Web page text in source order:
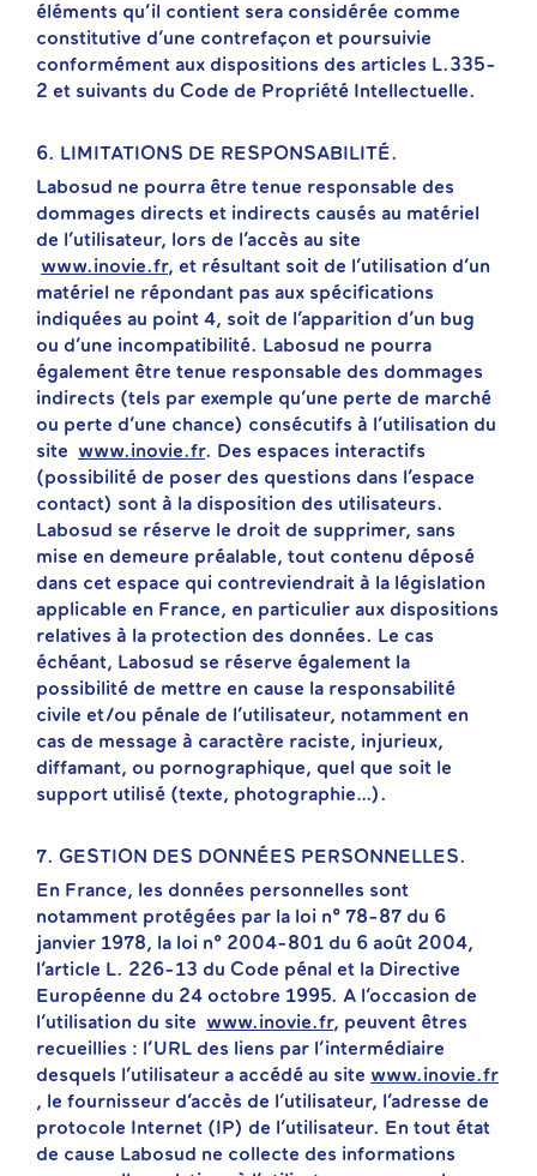
éléments qu’il contient sera considérée comme
constitutive d’une contrefaçon et poursuivie
conformément aux dispositions des articles L.335-
2 et suivants du Code de Propriété Intellectuelle.
6. LIMITATIONS DE RESPONSABILITÉ.
Labosud ne pourra être tenue responsable des
dommages directs et indirects causés au matériel
de l’utilisateur, lors de l’accès au site
www.inovie.fr, et résultant soit de l’utilisation d’un
matériel ne répondant pas aux spécifications
indiquées au point 4, soit de l’apparition d’un bug
ou d’une incompatibilité. Labosud ne pourra
également être tenue responsable des dommages
indirects (tels par exemple qu’une perte de marché
ou perte d’une chance) consécutifs à l’utilisation du
site www.inovie.fr. Des espaces interactifs
(possibilité de poser des questions dans l’espace
contact) sont à la disposition des utilisateurs.
Labosud se réserve le droit de supprimer, sans
mise en demeure préalable, tout contenu déposé
dans cet espace qui contreviendrait à la législation
applicable en France, en particulier aux dispositions
relatives à la protection des données. Le cas
échéant, Labosud se réserve également la
possibilité de mettre en cause la responsabilité
civile et/ou pénale de l’utilisateur, notamment en
cas de message à caractère raciste, injurieux,
diffamant, ou pornographique, quel que soit le
support utilisé (texte, photographie…).
7. GESTION DES DONNÉES PERSONNELLES.
En France, les données personnelles sont
notamment protégées par la loi n° 78-87 du 6
janvier 1978, la loi n° 2004-801 du 6 août 2004,
l’article L. 226-13 du Code pénal et la Directive
Européenne du 24 octobre 1995. A l’occasion de
l’utilisation du site www.inovie.fr, peuvent êtres
recueillies : l’URL des liens par l’intermédiaire
desquels l’utilisateur a accédé au site www.inovie.fr
, le fournisseur d’accès de l’utilisateur, l’adresse de
protocole Internet (IP) de l’utilisateur. En tout état
de cause Labosud ne collecte des informations